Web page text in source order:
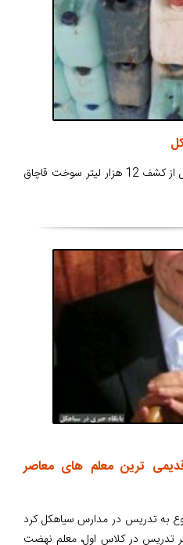
فرمانده انتظامي شهرستان سياهکل از کشف 12 هزار ليتر سوخت قاچاق
ترین معلم های معاصر
ملک زاده از سال ۱۳۲۷ شروع به تدریس در مدارس سیاهکل کرد
بر تدریس در کلاس اول، معلم نهضت